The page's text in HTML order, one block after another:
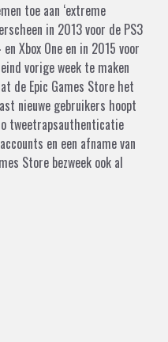
toe aan ‘extreme
in 2013 voor de PS3
Xbox One en in 2015 voor
vorige week te maken
de Epic Games Store het
nieuwe gebruikers hoopt
tweetrapsauthenticatie
en een afname van
Store bezweek ook al